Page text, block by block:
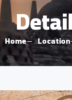
Home Location